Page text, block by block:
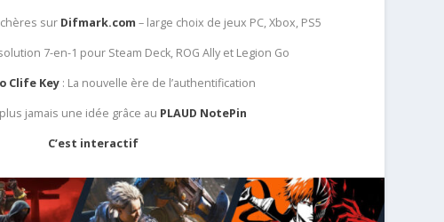
sur Difmark.com – large choix de jeux PC, Xbox, PS5
7-en-1 pour Steam Deck, ROG Ally et Legion Go
Clife Key : La nouvelle ère de l’authentification
jamais une idée grâce au PLAUD NotePin
C’est interactif